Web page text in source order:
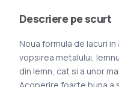
Descriere pe scurt
Noua formula de lacuri
vopsirea metalului,
din lemn, cat si a unor